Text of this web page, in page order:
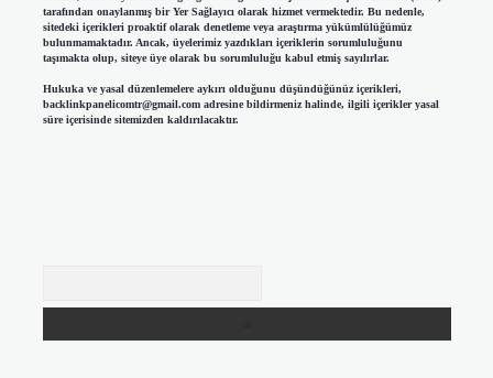
tarafından onaylanmış bir Yer Sağlayıcı olarak hizmet vermektedir. Bu nedenle,
sitedeki içerikleri proaktif olarak denetleme veya araştırma yükümlülüğümüz
bulunmamaktadır. Ancak, üyelerimiz yazdıkları içeriklerin sorumluluğunu
taşımakta olup, siteye üye olarak bu sorumluluğu kabul etmiş sayılırlar.
Hukuka ve yasal düzenlemelere aykırı olduğunu düşündüğünüz içerikleri,
backlinkpanelicomtr@gmail.comadresine bildirmeniz halinde, ilgili içerikler yasal
süre içerisinde sitemizden kaldırılacaktır.